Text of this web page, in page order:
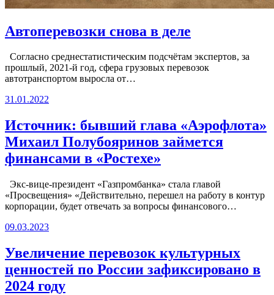
Автоперевозки снова в деле
Согласно среднестатистическим подсчётам экспертов, за
прошлый, 2021-й год, сфера грузовых перевозок
автотранспортом выросла от…
31.01.2022
Источник: бывший глава «Аэрофлота»
Михаил Полубояринов займется
финансами в «Ростехе»
Экс-вице-президент «Газпромбанка» стала главой
«Просвещения» «Действительно, перешел на работу в контур
корпорации, будет отвечать за вопросы финансового…
09.03.2023
Увеличение перевозок культурных
ценностей по России зафиксировано в
2024 году